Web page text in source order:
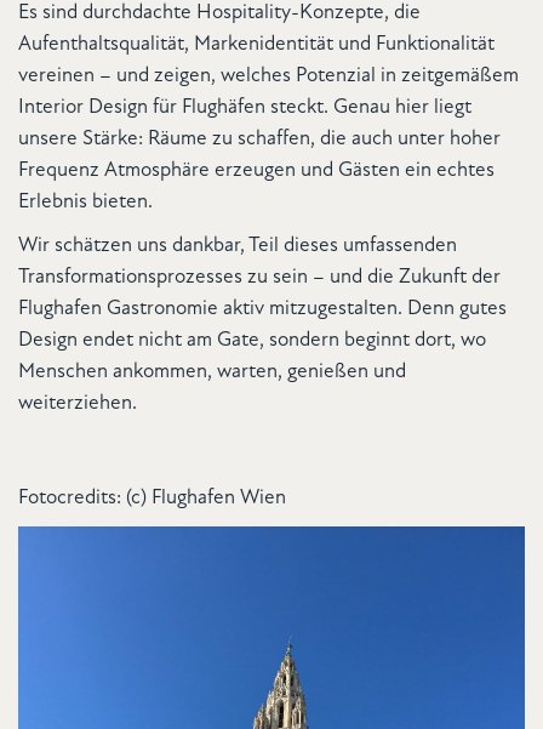
Es sind durchdachte Hospitality-Konzepte, die
Aufenthaltsqualität, Markenidentität und Funktionalität
vereinen – und zeigen, welches Potenzial in zeitgemäßem
Interior Design für Flughäfen steckt. Genau hier liegt
unsere Stärke: Räume zu schaffen, die auch unter hoher
Frequenz Atmosphäre erzeugen und Gästen ein echtes
Erlebnis bieten.
Wir schätzen uns dankbar, Teil dieses umfassenden
Transformationsprozesses zu sein – und die Zukunft der
Flughafen Gastronomie aktiv mitzugestalten. Denn gutes
Design endet nicht am Gate, sondern beginnt dort, wo
Menschen ankommen, warten, genießen und
weiterziehen.
Fotocredits: (c) Flughafen Wien